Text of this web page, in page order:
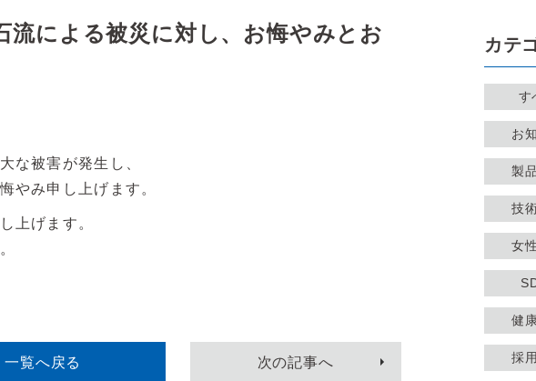
流による被災に対し、お悔やみとお
な被害が発生し、
やみ申し上げます。
上げます。
一覧へ戻る 次の記事へ
カテ
す
お
製
技
女
健
採